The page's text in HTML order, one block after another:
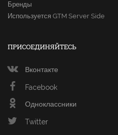
Бренды
Используется GTM Server Side
ПРИСОЕДИНЯЙТЕСЬ
Вконтакте
Facebook
Одноклассники
Twitter